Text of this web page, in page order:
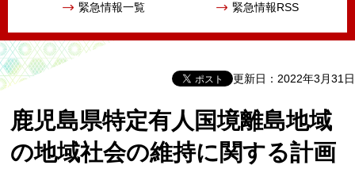
緊急情報一覧 緊急情報RSS
更新日：2022年3月31日
鹿児島県特定有人国境離島地域
の地域社会の維持に関する計画